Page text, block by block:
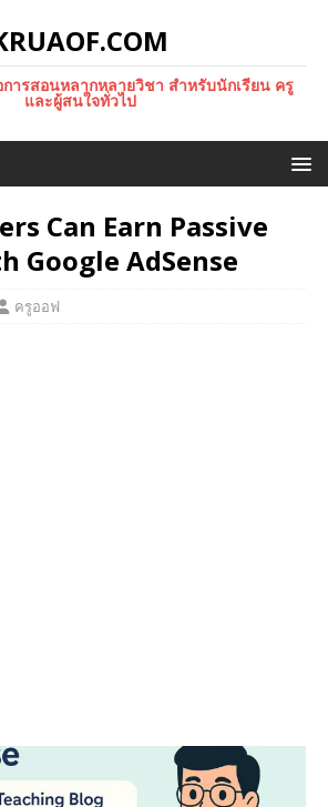
ารสอนหลากหลายวิชา สำหรับนักเรียน ครู
และผู้สนใจทั่วไป
Can Earn Passive
Google AdSense
ครูออฟ